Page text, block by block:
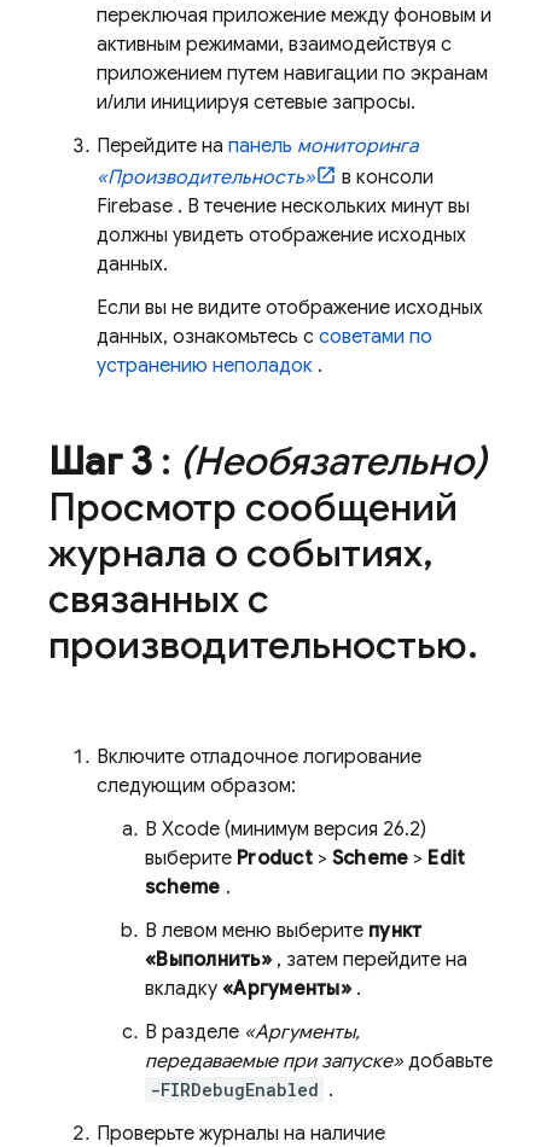
переключая приложение между фоновым и
активным режимами, взаимодействуя с
приложением путем навигации по экранам
и/или инициируя сетевые запросы.
Перейдите на панель мониторинга
«Производительность»
в консоли
Firebase . В течение нескольких минут вы
должны увидеть отображение исходных
данных.
Если вы не видите отображение исходных
данных, ознакомьтесь с советами по
устранению неполадок .
Шаг 3 : (Необязательно)
Просмотр сообщений
журнала о событиях,
связанных с
производительностью.
Включите отладочное логирование
следующим образом:
В Xcode (минимум версия 26.2)
выберите Product> Scheme > Edit
scheme .
В левом меню выберите пункт
«Выполнить», затем перейдите на
вкладку «Аргументы».
В разделе «Аргументы,
передаваемые при запуске» добавьте
-FIRDebugEnabled .
Проверьте журналы на наличие